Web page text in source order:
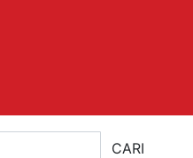
CARI